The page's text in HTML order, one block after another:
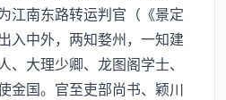
江南东路转运判官（《景定
入中外，两知婺州，一知建
、大理少卿、龙图阁学士、
金国。官至吏部尚书、颖川